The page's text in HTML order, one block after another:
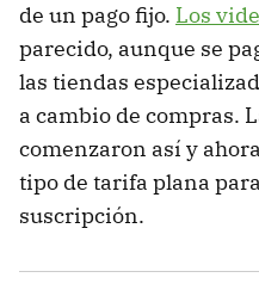
de un pago fijo. Los
parecido, aunque se
las tiendas
a cambio de compras.
comenzaron así y
tipo de tarifa plana
suscripción.